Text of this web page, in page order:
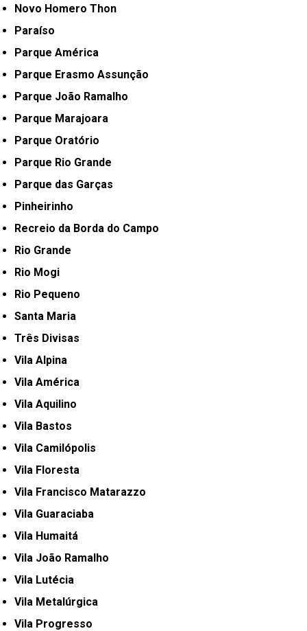
Novo Homero Thon
Paraíso
Parque América
Parque Erasmo Assunção
Parque João Ramalho
Parque Marajoara
Parque Oratório
Parque Rio Grande
Parque das Garças
Pinheirinho
Recreio da Borda do Campo
Rio Grande
Rio Mogi
Rio Pequeno
Santa Maria
Três Divisas
Vila Alpina
Vila América
Vila Aquilino
Vila Bastos
Vila Camilópolis
Vila Floresta
Vila Francisco Matarazzo
Vila Guaraciaba
Vila Humaitá
Vila João Ramalho
Vila Lutécia
Vila Metalúrgica
Vila Progresso